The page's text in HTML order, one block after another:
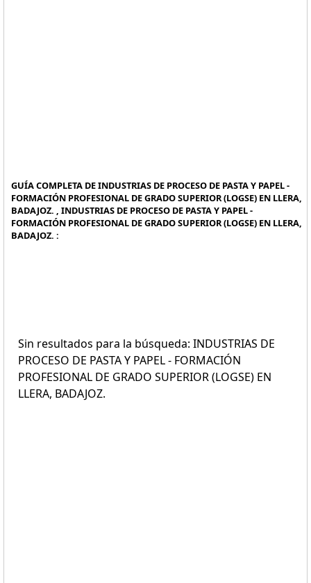
GUÍA COMPLETA DE INDUSTRIAS DE PROCESO DE PASTA Y PAPEL -
FORMACIÓN PROFESIONAL DE GRADO SUPERIOR (LOGSE) EN LLERA,
BADAJOZ. , INDUSTRIAS DE PROCESO DE PASTA Y PAPEL -
FORMACIÓN PROFESIONAL DE GRADO SUPERIOR (LOGSE) EN LLERA,
BADAJOZ. :
Sin resultados para la búsqueda: INDUSTRIAS DE
PROCESO DE PASTA Y PAPEL - FORMACIÓN
PROFESIONAL DE GRADO SUPERIOR (LOGSE) EN
LLERA, BADAJOZ.